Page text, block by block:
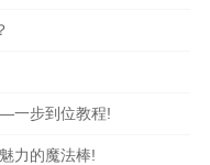
一步到位教程!
力的魔法棒!